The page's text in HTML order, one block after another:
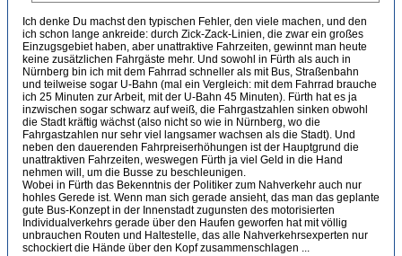
Ich denke Du machst den typischen Fehler, den viele machen, und den
ich schon lange ankreide: durch Zick-Zack-Linien, die zwar ein großes
Einzugsgebiet haben, aber unattraktive Fahrzeiten, gewinnt man heute
keine zusätzlichen Fahrgäste mehr. Und sowohl in Fürth als auch in
Nürnberg bin ich mit dem Fahrrad schneller als mit Bus, Straßenbahn
und teilweise sogar U-Bahn (mal ein Vergleich: mit dem Fahrrad brauche
ich 25 Minuten zur Arbeit, mit der U-Bahn 45 Minuten). Fürth hat es ja
inzwischen sogar schwarz auf weiß, die Fahrgastzahlen sinken obwohl
die Stadt kräftig wächst (also nicht so wie in Nürnberg, wo die
Fahrgastzahlen nur sehr viel langsamer wachsen als die Stadt). Und
neben den dauerenden Fahrpreiserhöhungen ist der Hauptgrund die
unattraktiven Fahrzeiten, weswegen Fürth ja viel Geld in die Hand
nehmen will, um die Busse zu beschleunigen.
Wobei in Fürth das Bekenntnis der Politiker zum Nahverkehr auch nur
hohles Gerede ist. Wenn man sich gerade ansieht, das man das geplante
gute Bus-Konzept in der Innenstadt zugunsten des motorisierten
Individualverkehrs gerade über den Haufen geworfen hat mit völlig
unbrauchen Routen und Haltestelle, das alle Nahverkehrsexperten nur
schockiert die Hände über den Kopf zusammenschlagen ...